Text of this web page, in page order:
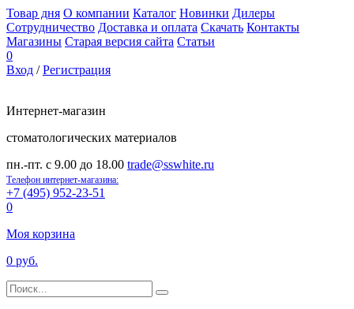
Товар дня О компании Каталог Новинки Дилеры
Сотрудничество Доставка и оплата Скачать Контакты
Магазины Старая версия сайта Статьи
0
Вход /Регистрация
Интернет-магазин
стоматологических материалов
пн.-пт. с 9.00 до 18.00 trade@sswhite.ru
Телефон интернет-магазина:
+7 (495) 952-23-51
0
Моя корзина
0 руб.